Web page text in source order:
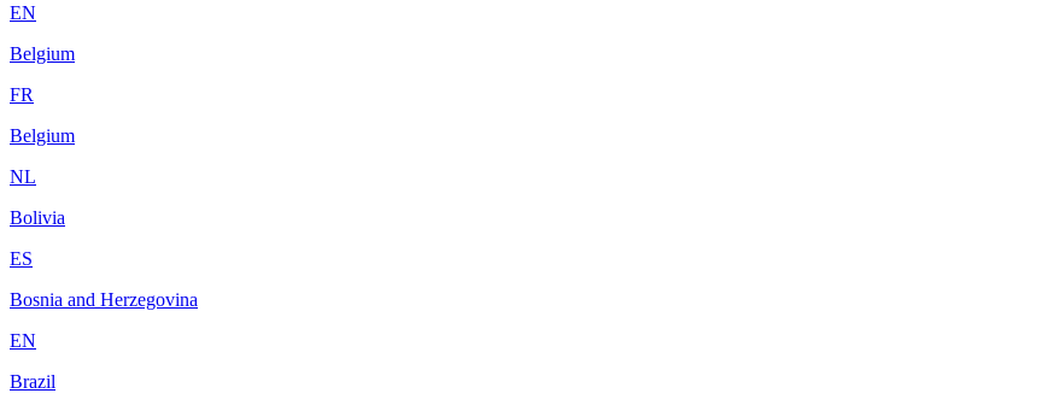
EN
Belgium
FR
Belgium
NL
Bolivia
ES
Bosnia and Herzegovina
EN
Brazil